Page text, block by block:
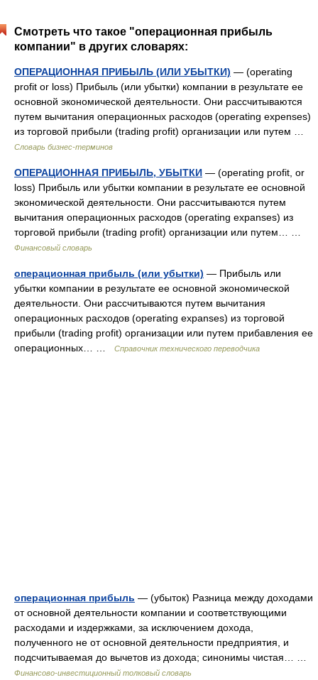
Смотреть что такое "операционная прибыль
компании" в других словарях:
ОПЕРАЦИОННАЯ ПРИБЫЛЬ (ИЛИ УБЫТКИ) — (operating
profit or loss) Прибыль (или убытки) компании в результате ее
основной экономической деятельности. Они рассчитываются
путем вычитания операционных расходов (operating expenses)
из торговой прибыли (trading profit) организации или путем …
Словарь бизнес-терминов
ОПЕРАЦИОННАЯ ПРИБЫЛЬ, УБЫТКИ — (operating profit, or
loss) Прибыль или убытки компании в результате ее основной
экономической деятельности. Они рассчитываются путем
вычитания операционных расходов (operating expanses) из
торговой прибыли (trading profit) организации или путем… …
Финансовый словарь
операционная прибыль (или убытки) — Прибыль или
убытки компании в результате ее основной экономической
деятельности. Они рассчитываются путем вычитания
операционных расходов (operating expanses) из торговой
прибыли (trading profit) организации или путем прибавления ее
операционных… …
Справочник технического переводчика
операционная прибыль — (убыток) Разница между доходами
от основной деятельности компании и соответствующими
расходами и издержками, за исключением дохода,
полученного не от основной деятельности предприятия, и
подсчитываемая до вычетов из дохода; синонимы чистая… …
Финансово-инвестиционный толковый словарь